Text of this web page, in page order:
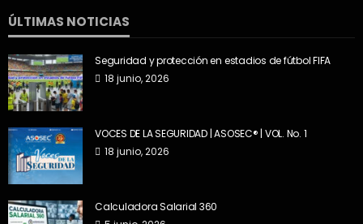
ÚLTIMAS NOTICIAS
Seguridad y protección en estadios de fútbol FIFA
18 junio, 2026
VOCES DE LA SEGURIDAD | ASOSEC® | VOL. No. 1
18 junio, 2026
Calculadora Salarial 360